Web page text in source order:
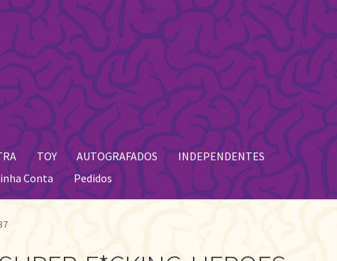
TOY AUTOGRAFADOS
INDEPENDENTES
Conta Pedidos